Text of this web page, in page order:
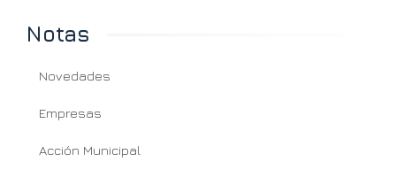
Notas
Novedades
Empresas
Acción Municipal